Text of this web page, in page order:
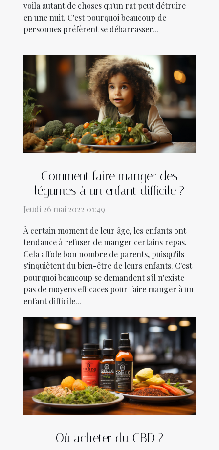
voila autant de choses qu'un rat peut détruire
en une nuit. C'est pourquoi beaucoup de
personnes préfèrent se débarrasser...
Comment faire manger des
légumes à un enfant difficile ?
Jeudi 26 mai 2022 01:49
À certain moment de leur âge, les enfants ont
tendance à refuser de manger certains repas.
Cela affole bon nombre de parents, puisqu'ils
s'inquiètent du bien-être de leurs enfants. C'est
pourquoi beaucoup se demandent s'il n'existe
pas de moyens efficaces pour faire manger à un
enfant difficile...
Où acheter du CBD ?